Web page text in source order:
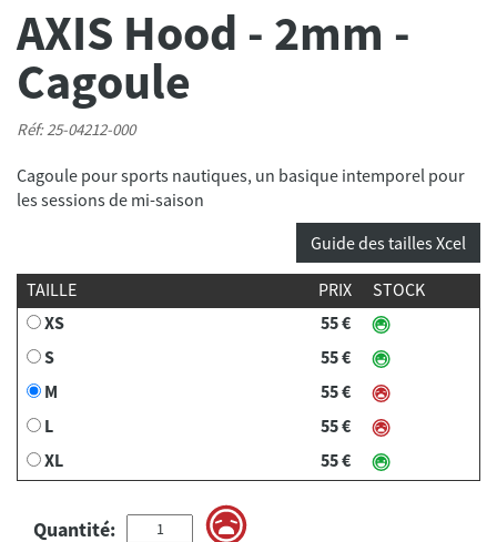
AXIS Hood - 2mm -
Cagoule
Réf: 25-04212-000
Cagoule pour sports nautiques, un basique intemporel pour
Guide des tailles Xcel
TAILLE PRIX
STOCK
XS
55 €
S
55 €
M
55 €
L
55 €
XL
55 €
Quantité: